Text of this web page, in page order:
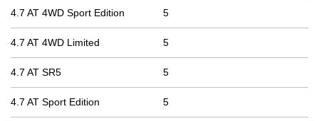
4.7 AT 4WD Sport Edition 5
4.7 AT 4WD Limited 5
4.7 AT SR5 5
4.7 AT Sport Edition 5